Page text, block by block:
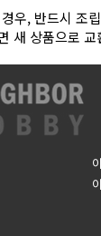
우, 반드시 조
새 상품으로 교